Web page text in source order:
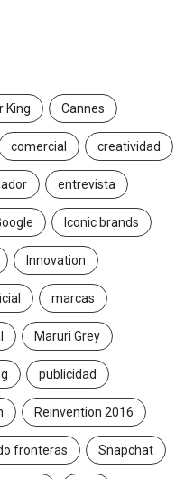
King Cannes
comercial creatividad
entrevista
Iconic brands
Innovation
marcas
Maruri Grey
publicidad
Reinvention 2016
fronteras Snapchat